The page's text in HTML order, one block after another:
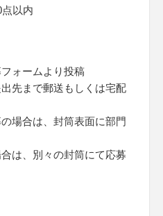
以内
ォームより投稿
先まで郵送もしくは宅配
場合は、封筒表面に部門
は、別々の封筒にて応募